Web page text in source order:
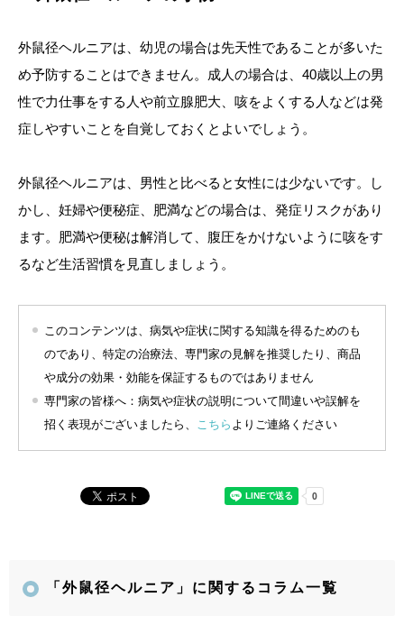
外鼠径ヘルニアは、幼児の場合は先天性であることが多いた
め予防することはできません。成人の場合は、40歳以上の男
性で力仕事をする人や前立腺肥大、咳をよくする人などは発
症しやすいことを自覚しておくとよいでしょう。
外鼠径ヘルニアは、男性と比べると女性には少ないです。し
かし、妊婦や便秘症、肥満などの場合は、発症リスクがあり
ます。肥満や便秘は解消して、腹圧をかけないように咳をす
るなど生活習慣を見直しましょう。
このコンテンツは、病気や症状に関する知識を得るためのも
のであり、特定の治療法、専門家の見解を推奨したり、商品
や成分の効果・効能を保証するものではありません
専門家の皆様へ：病気や症状の説明について間違いや誤解を
招く表現がございましたら、 こちら よりご連絡ください
「外鼠径ヘルニア」に関するコラム一覧